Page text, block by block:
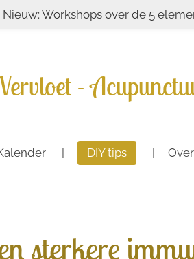
Nieuw: Workshops over de 5
-
DIY tips
sterkere